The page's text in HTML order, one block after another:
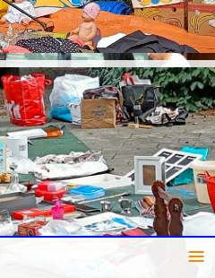
op straat!
≡